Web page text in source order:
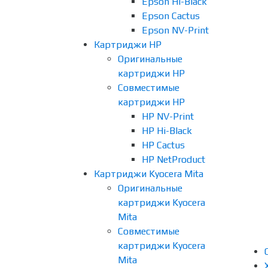
Epson Cactus
Epson NV-Print
Картриджи HP
Оригинальные
картриджи HP
Совместимые
картриджи HP
HP NV-Print
HP Hi-Black
HP Cactus
HP NetProduct
Картриджи Kyocera Mita
Оригинальные
картриджи Kyocera
Mita
Совместимые
картриджи Kyocera
Mita